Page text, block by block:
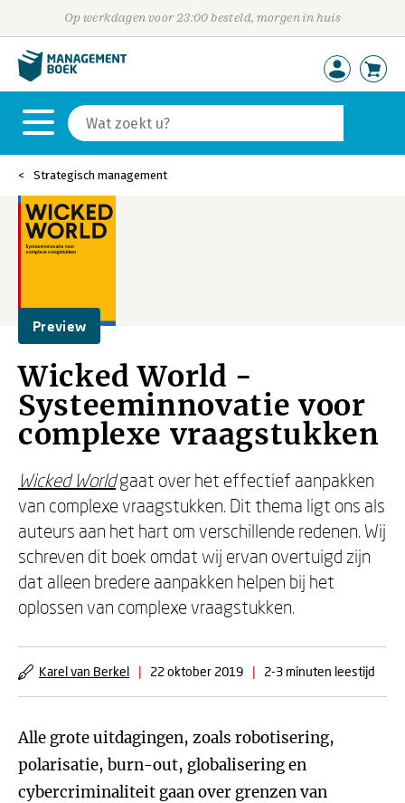
Op werkdagen voor 23:00 besteld, morgen in huis
Strategisch management
Preview
Wicked World -
Systeeminnovatie voor
complexe vraagstukken
Wicked World gaat over het effectief aanpakken
van complexe vraagstukken. Dit thema ligt ons als
auteurs aan het hart om verschillende redenen. Wij
schreven dit boek omdat wij ervan overtuigd zijn
dat alleen bredere aanpakken helpen bij het
oplossen van complexe vraagstukken.
Karel van Berkel | 22 oktober 2019 | 2-3 minuten leestijd
Alle grote uitdagingen, zoals robotisering,
polarisatie, burn-out, globalisering en
cybercriminaliteit gaan over grenzen van